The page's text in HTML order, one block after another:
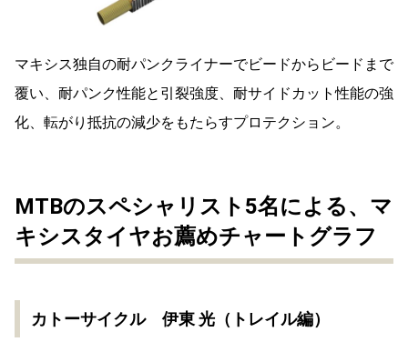
マキシス独自の耐パンクライナーでビードからビードまで
覆い、耐パンク性能と引裂強度、耐サイドカット性能の強
化、転がり抵抗の減少をもたらすプロテクション。
MTBのスペシャリスト5名による、マ
キシスタイヤお薦めチャートグラフ
カトーサイクル 伊東 光（トレイル編）